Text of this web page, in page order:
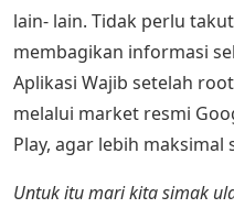
lain- lain. Tidak perlu
membagikan informasi
Aplikasi Wajib setelah
melalui market resmi
Play, agar lebih
Untuk itu mari kita simak